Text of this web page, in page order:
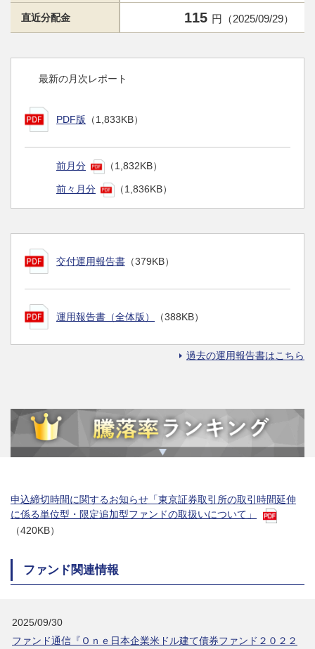
直近分配金 115 円（2025/09/29）
最新の月次レポート
PDF版 （1,833KB）
前月分 （1,832KB）
前々月分 （1,836KB）
交付運用報告書 （379KB）
運用報告書（全体版） （388KB）
過去の運用報告書はこちら
申込締切時間に関するお知らせ「東京証券取引所の取引時間延伸
に係る単位型・限定追加型ファンドの取扱いについて」
（420KB）
ファンド関連情報
2025/09/30
ファンド通信『Ｏｎｅ日本企業米ドル建て債券ファンド２０２２